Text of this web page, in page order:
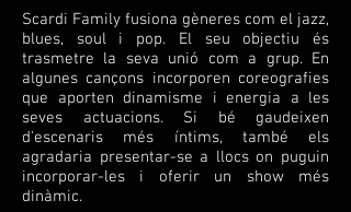
Scardi Family fusiona gèneres com el jazz,
blues, soul i pop. El seu objectiu és
trasmetre la seva unió com a grup. En
algunes cançons incorporen coreografies
que aporten dinamisme i energia a les
seves actuacions. Si bé gaudeixen
d'escenaris més íntims, també els
agradaria presentar-se a llocs on puguin
incorporar-les i oferir un show més
dinàmic.